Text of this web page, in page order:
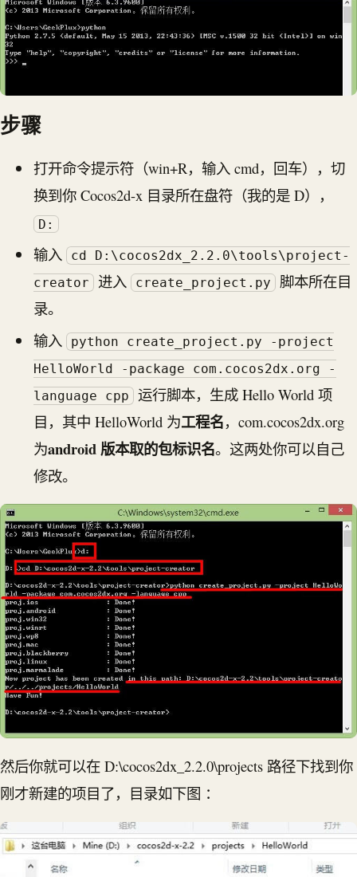
步骤
打开命令提示符（win+R，输入 cmd，回车），切
换到你 Cocos2d-x 目录所在盘符（我的是 D），
D:
输入 cd D:\cocos2dx_2.2.0\tools\project-
creator
进入 create_project.py
脚本所在目
录。
输入 python create_project.py -project
HelloWorld -package com.cocos2dx.org -
language cpp
运行脚本，生成 Hello World 项
目，其中 HelloWorld 为工程名，com.cocos2dx.org
为android 版本取的包标识名。这两处你可以自己
修改。
然后你就可以在 D:\cocos2dx_2.2.0\projects 路径下找到你
刚才新建的项目了，目录如下图 ：